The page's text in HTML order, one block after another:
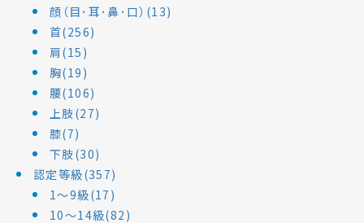
顔（目･耳･鼻･口）(13)
首(256)
肩(15)
胸(19)
腰(106)
上肢(27)
膝(7)
下肢(30)
認定等級(357)
1～9級(17)
10～14級(82)